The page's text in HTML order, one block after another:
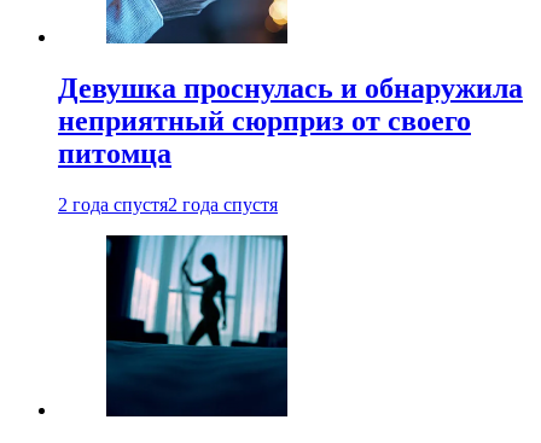
Девушка проснулась и обнаружила
неприятный сюрприз от своего
питомца
2 года спустя2 года спустя